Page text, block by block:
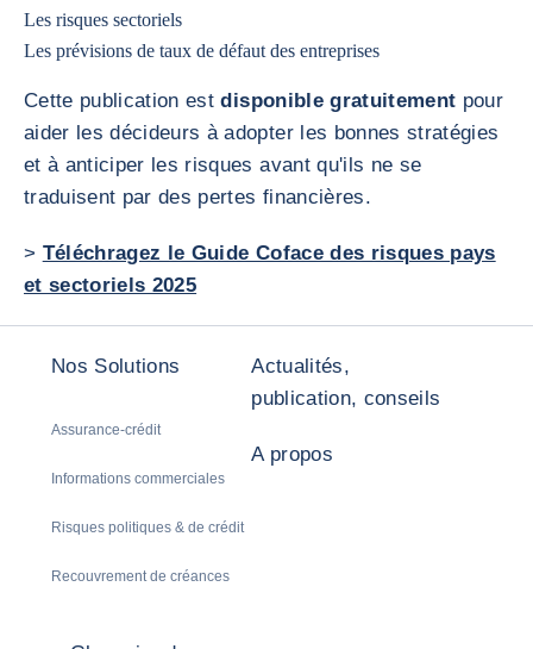
Les risques sectoriels
Les prévisions de taux de défaut des entreprises
Cette publication estdisponible gratuitement pour
aider les décideurs à adopter les bonnes stratégies
et à anticiper les risques avant qu'ils ne se
traduisent par des pertes financières.
> Téléchragez le Guide Coface des risques pays
et sectoriels 2025
Nos Solutions
Assurance-crédit
Informations commerciales
Risques politiques & de crédit
Recouvrement de créances
Actualités,
publication, conseils
A propos